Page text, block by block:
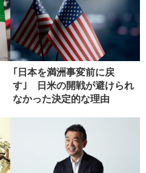
｢日本を満洲事変前に戻
す｣ 日米の開戦が避けられ
なかった決定的な理由